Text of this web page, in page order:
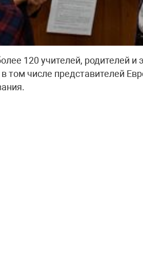
120 учителей, родителей и
том числе представителей